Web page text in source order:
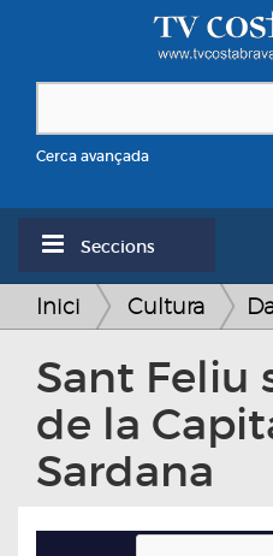
Cerca avançada
Seccions
Inici Cultura
Sant Feliu
de la
Sardana